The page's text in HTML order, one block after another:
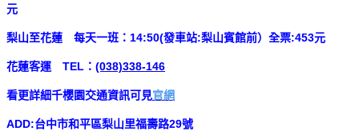
元
梨山至花蓮 每天一班：14:50(發車站:梨山賓館前）全票:453元
花蓮客運 TEL： (038)338-146
看更詳細千櫻園交通資訊可見官網
ADD:台中市和平區梨山里福壽路29號